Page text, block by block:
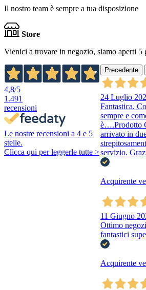
Il nostro team è sempre a tua disposizione
Store
Vienici a trovare in negozio, siamo aperti 5
4,8/5
1.491
recensioni
Le nostre recensioni a 4 e 5
stelle.
Clicca qui per leggerle tutte >
Precedente
24 Luglio
Fantastica.
sempre e
è….Prodotto
arrivato in
servizio.
Acquirente
11 Giugno
Ottimo
fantastici
Acquirente